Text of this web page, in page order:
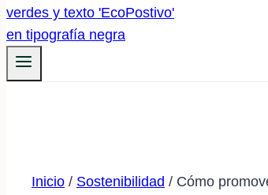
Inicio / Sostenibilidad / Cómo